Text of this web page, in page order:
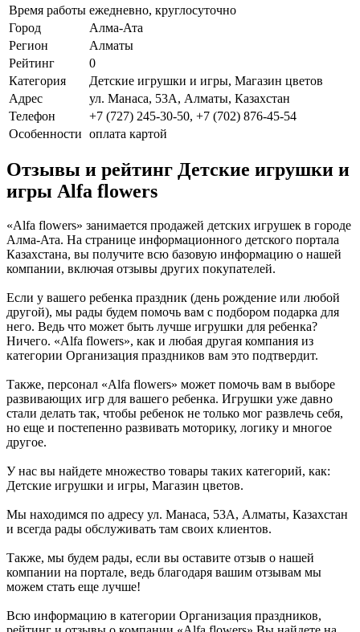
Время работы ежедневно, круглосуточно
Город
Алма-Ата
Регион
Алматы
Рейтинг
0
Категория
Детские игрушки и игры, Магазин цветов
Адрес
ул. Манаса, 53А, Алматы, Казахстан
Телефон
+7 (727) 245-30-50, +7 (702) 876-45-54
Особенности оплата картой
Отзывы и рейтинг Детские игрушки и
игры Alfa flowers
«Alfa flowers» занимается продажей детских игрушек в городе
Алма-Ата. На странице информационного детского портала
Казахстана, вы получите всю базовую информацию о нашей
компании, включая отзывы других покупателей.
Если у вашего ребенка праздник (день рождение или любой
другой), мы рады будем помочь вам с подбором подарка для
него. Ведь что может быть лучше игрушки для ребенка?
Ничего. «Alfa flowers», как и любая другая компания из
категории Организация праздников вам это подтвердит.
Также, персонал «Alfa flowers» может помочь вам в выборе
развивающих игр для вашего ребенка. Игрушки уже давно
стали делать так, чтобы ребенок не только мог развлечь себя,
но еще и постепенно развивать моторику, логику и многое
другое.
У нас вы найдете множество товары таких категорий, как:
Детские игрушки и игры, Магазин цветов.
Мы находимся по адресу ул. Манаса, 53А, Алматы, Казахстан
и всегда рады обслуживать там своих клиентов.
Также, мы будем рады, если вы оставите отзыв о нашей
компании на портале, ведь благодаря вашим отзывам мы
можем стать еще лучше!
Всю информацию в категории Организация праздников,